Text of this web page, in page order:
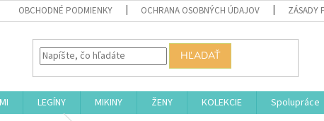
OBCHODNÉ PODMIENKY OCHRANA OSOBNÝCH ÚDAJOV ZÁSADY
HĽADAŤ
LEGÍNY MIKINY ŽENY KOLEKCIE Spolupráce